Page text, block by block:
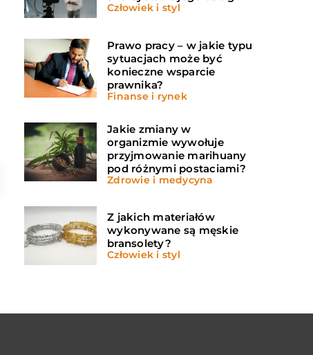
Człowiek i styl
Prawo pracy – w jakie typu
sytuacjach może być
konieczne wsparcie
prawnika?
Finanse i rynek
Jakie zmiany w
organizmie wywołuje
przyjmowanie marihuany
pod różnymi postaciami?
Zdrowie i medycyna
Z jakich materiałów
wykonywane są męskie
bransolety?
Człowiek i styl